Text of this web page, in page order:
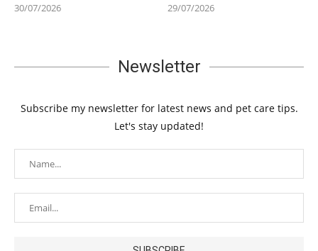
30/07/2026
29/07/2026
Newsletter
Subscribe my newsletter for latest news and pet care tips.
Let's stay updated!